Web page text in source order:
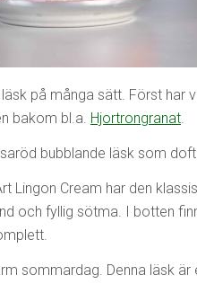
på många sätt. Först har
bakom bl.a. Hjortrongranat.
bubblande läsk som
Lingon Cream har den
och fyllig sötma. I botten
sommardag. Denna läsk är